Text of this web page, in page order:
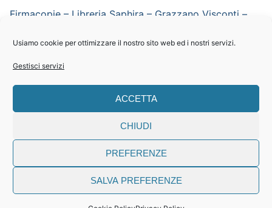
Usiamo cookie per ottimizzare il nostro sito web ed i nostri servizi.
Gestisci servizi
ACCETTA
CHIUDI
PREFERENZE
SALVA PREFERENZE
Firmacopie – Libreria Saphira – Grazzano Visconti –
CERCA NEL SITO
© testi e foto Simona Cremonini | partita iva 02194410201